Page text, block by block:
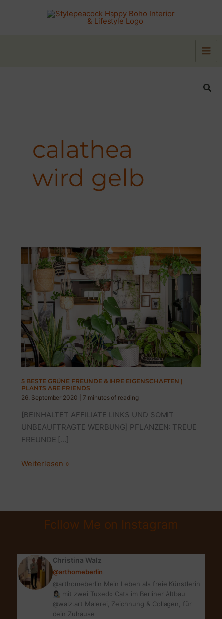
calathea
wird gelb
5 BESTE GRÜNE FREUNDE & IHRE EIGENSCHAFTEN |
PLANTS ARE FRIENDS
26. September 2020
7 minutes of reading
[BEINHALTET AFFILIATE LINKS UND SOMIT
UNBEAUFTRAGTE WERBUNG] PFLANZEN: TREUE
FREUNDE […]
5
&
PLANTS
ARE
FRIENDS
Weiterlesen »
Follow Me on Instagram
Christina Walz
@arthomeberlin
@arthomeberlin Mein Leben als freie Künstlerin
👩🏻‍🎨 mit zwei Tuxedo Cats im Berliner Altbau
@walz.art Malerei, Zeichnung & Collagen, für
dein Zuhause